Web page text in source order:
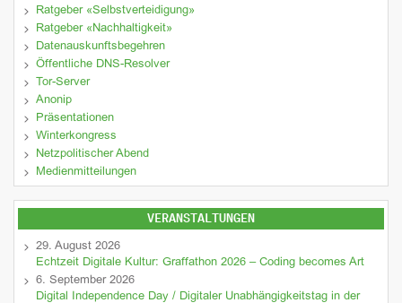
Ratgeber «Selbstverteidigung»
Ratgeber «Nachhaltigkeit»
Datenauskunftsbegehren
Öffentliche DNS-Resolver
Tor-Server
Anonip
Präsentationen
Winterkongress
Netzpolitischer Abend
Medienmitteilungen
VERANSTALTUNGEN
29. August 2026
Echtzeit Digitale Kultur: Graffathon 2026 – Coding becomes Art
6. September 2026
Digital Independence Day / Digitaler Unabhängigkeitstag in der